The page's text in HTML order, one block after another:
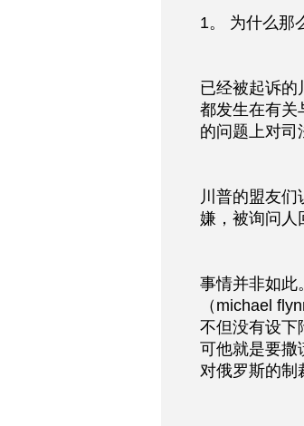
1。 为什么那
已经被起诉的
都发生在有关
的问题上对司
川普的盟友
嫌，被询问人
事情并非如此
（michael
不但没有设下
可他就是要撒
对俄罗斯的制